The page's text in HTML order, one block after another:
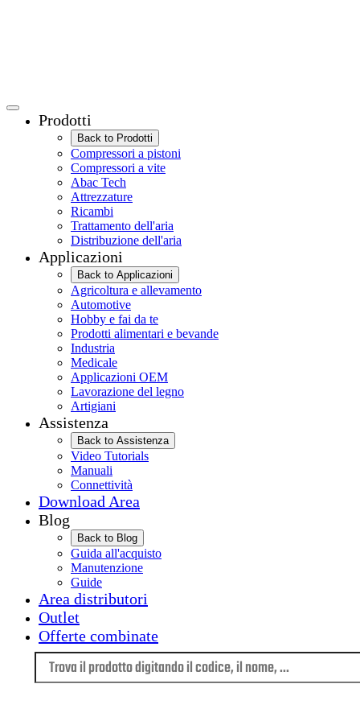
Prodotti
Back to Prodotti
Compressori a pistoni
Compressori a vite
Abac Tech
Attrezzature
Ricambi
Trattamento dell'aria
Distribuzione dell'aria
Applicazioni
Back to Applicazioni
Agricoltura e allevamento
Automotive
Hobby e fai da te
Prodotti alimentari e bevande
Industria
Medicale
Applicazioni OEM
Lavorazione del legno
Artigiani
Assistenza
Back to Assistenza
Video Tutorials
Manuali
Connettività
Download Area
Blog
Back to Blog
Guida all'acquisto
Manutenzione
Guide
Area distributori
Outlet
Offerte combinate